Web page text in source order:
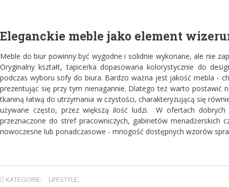
Eleganckie meble jako element
Meble do biur powinny być wygodne i solidnie wykonane, ale nie
Oryginalny kształt, tapicerka dopasowana kolorystycznie do
podczas wyboru sofy do biura. Bardzo ważna jest jakość mebla -
prezentując się przy tym nienagannie. Dlatego też warto postawić
tkaniną łatwą do utrzymania w czystości, charakteryzującą się
używane często, przez większą ilość ludzi. W ofertach
przeznaczone do stref pracowniczych, gabinetów menadżerskich
nowoczesne lub ponadczasowe - mnogość dostępnych wzorów
KATEGORIE: LIFESTYLE,